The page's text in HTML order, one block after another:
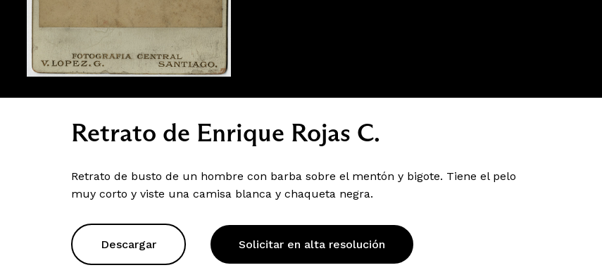
Retrato de Enrique Rojas C.
Retrato de busto de un hombre con barba sobre el mentón y bigote. Tiene el pelo
muy corto y viste una camisa blanca y chaqueta negra.
Descargar Solicitar en alta resolución